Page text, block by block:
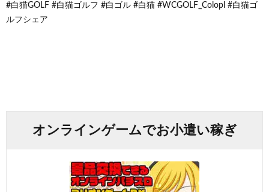
#白猫GOLF #白猫ゴルフ #白ゴル #白猫 #WCGOLF_Colopl #白猫ゴ
ルフシェア
オンラインゲームでお小遣い稼ぎ